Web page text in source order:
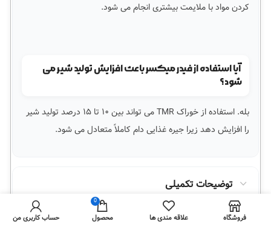
کردن مواد با ملایمت بیشتری انجام می شود.
آیا استفاده از فیدر میکسر باعث افزایش تولید شیر می
شود؟
بله. استفاده از خوراک TMR می تواند بین ۱۰ تا ۱۵ درصد تولید شیر
را افزایش دهد زیرا جیره غذایی دام کاملاً متعادل می شود.
توضیحات تکمیلی
فروشگاه علاقه مندی ها
0
محصول حساب کاربری من